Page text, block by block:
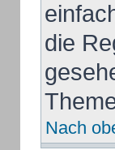
die
Nach